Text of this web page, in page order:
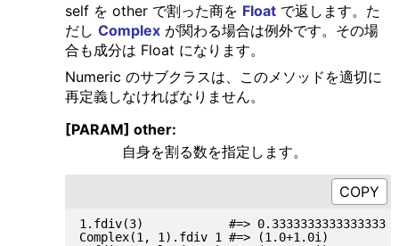
self を other で割った商を Floatで返します。た
だし Complexが関わる場合は例外です。その場
合も成分は Float になります。
Numeric のサブクラスは、このメソッドを適切に
再定義しなければなりません。
[PARAM] other:
自身を割る数を指定します。
1.fdiv(3)            #=> 0.3333333333333333
Complex(1, 1).fdiv 1 #=> (1.0+1.0i)